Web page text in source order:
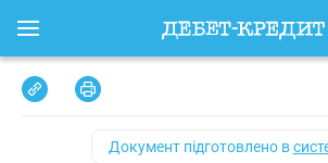
Документ підготовлено в